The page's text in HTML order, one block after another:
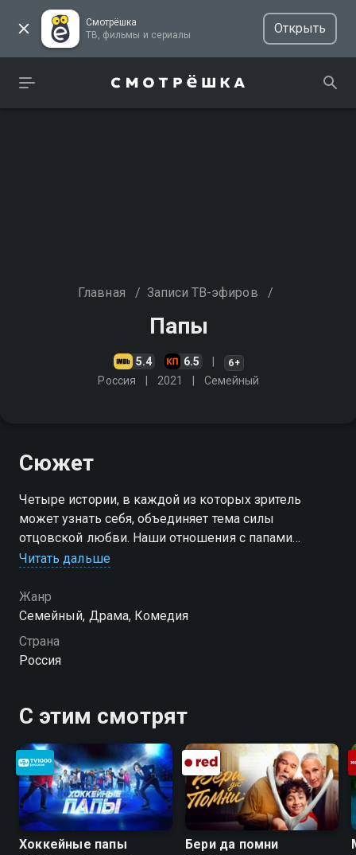
Смотрёшка
ТВ, фильмы и сериалы
Открыть
Главная / Записи ТВ-эфиров /
Папы
5.4 6.5 6+
Россия 2021 Cемейный
Сюжет
Четыре истории, в каждой из которых зритель
может узнать себя, объединяет тема силы
отцовской любви. Наши отношения с папами
бывают самые разные. Но как бы ни переплетались
пап детьми
Читать дальше
Жанр
Cемейный, Драма, Комедия
Страна
Россия
С этим смотрят
Хоккейные папы Бери да помни